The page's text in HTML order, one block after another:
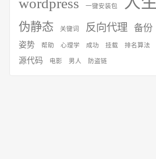
wordpress 一键安装包
伪静态 关键词 反向代理 备份
姿势
帮助 心理学 成功 挂载 排名算法
源代码
电影 男人 防盗链